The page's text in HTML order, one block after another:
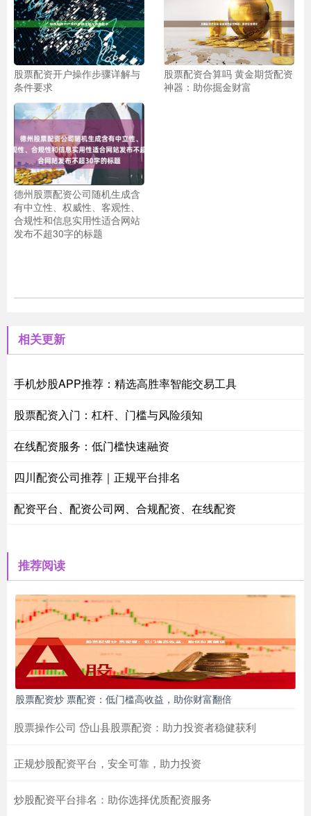
股票配资开户操作步骤详解与
条件要求
股票配资合算吗 黄金期货配资
神器：助你掘金财富
德州股票配资公司随机生成含
有中立性、权威性、客观性、
合规性和信息实用性适合网站
发布不超30字的标题
相关更新
手机炒股APP推荐：精选高胜率智能交易工具
股票配资入门：杠杆、门槛与风险须知
在线配资服务：低门槛快速融资
四川配资公司推荐｜正规平台排名
配资平台、配资公司网、合规配资、在线配资
推荐阅读
股票配资炒 票配资：低门槛高收益，助你财富翻倍
股票操作公司 岱山县股票配资：助力投资者稳健获利
正规炒股配资平台，安全可靠，助力投资
炒股配资平台排名：助你选择优质配资服务